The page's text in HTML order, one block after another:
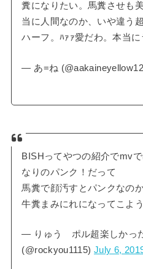
糞になりたい。馬糞させも
当に人間なのか、いや違う
ハーフ。ﾊｧｧ愛だわ。本当
— あ=ね
BISHってやつの紹介でmv
なりのパンク！だって
馬糞で顔汚すとパンクなのか
牛糞まみにれになってこよ
— りゅう ポル超楽しかった
(@rockyou1115) July 6,